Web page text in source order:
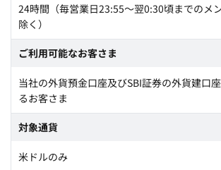
24時間（毎営業日23:55～翌0:30頃までのメ
除く）
ご利用可能なお客さま
当社の外貨預金口座及びSBI証券の外貨建口
るお客さま
対象通貨
米ドルのみ